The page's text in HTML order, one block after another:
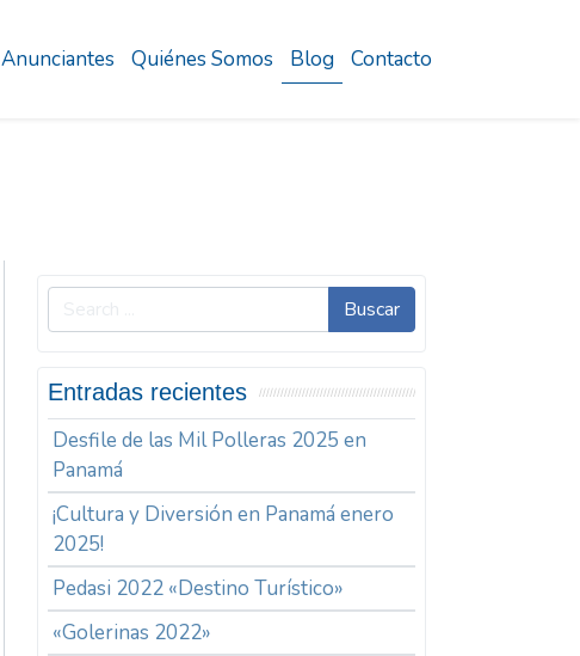
Anunciantes Quiénes Somos Blog Contacto
Buscar
Entradas recientes
Desfile de las Mil Polleras 2025 en
Panamá
¡Cultura y Diversión en Panamá enero
2025!
Pedasi 2022 «Destino Turístico»
«Golerinas 2022»